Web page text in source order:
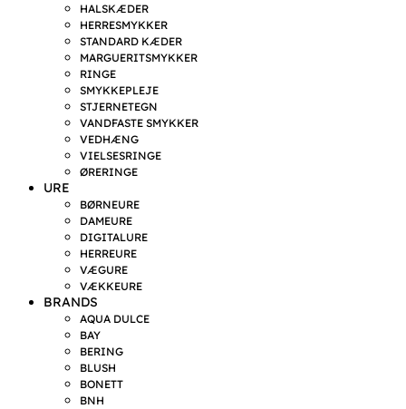
HALSKÆDER
HERRESMYKKER
STANDARD KÆDER
MARGUERITSMYKKER
RINGE
SMYKKEPLEJE
STJERNETEGN
VANDFASTE SMYKKER
VEDHÆNG
VIELSESRINGE
ØRERINGE
URE
BØRNEURE
DAMEURE
DIGITALURE
HERREURE
VÆGURE
VÆKKEURE
BRANDS
AQUA DULCE
BAY
BERING
BLUSH
BONETT
BNH